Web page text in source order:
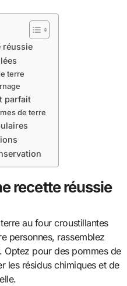
réussie
terre
parfait
de terre
recette réussie
au four croustillantes
personnes, rassemblez
Optez pour des pommes de
les résidus chimiques et de